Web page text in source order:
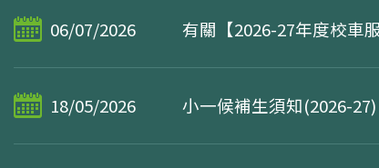
06/07/2026 有關【2026-27年度校車
18/05/2026 小一候補生須知(2026-27)